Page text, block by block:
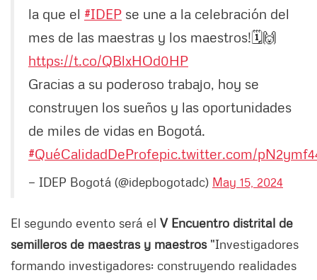
la que el #IDEP se une a la celebración del
mes de las maestras y los maestros!🗓️🙌
https://t.co/QBlxHOd0HP
Gracias a su poderoso trabajo, hoy se
construyen los sueños y las oportunidades
de miles de vidas en Bogotá.
#QuéCalidadDeProfepic.twitter.com/
— IDEP Bogotá (@idepbogotadc) May 15, 2024
El segundo evento será el V Encuentro distrital de
semilleros de maestras y maestros"Investigadores
formando investigadores: construyendo realidades